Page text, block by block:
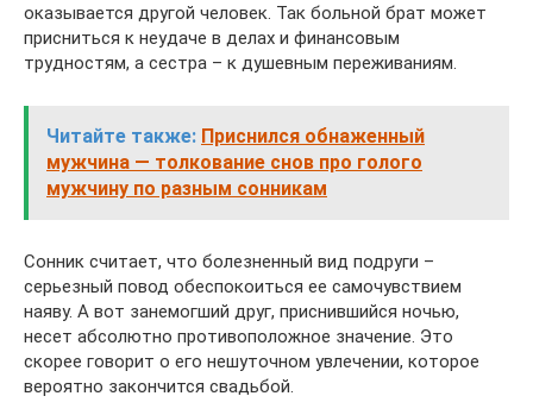
оказывается другой человек. Так больной брат может
присниться к неудаче в делах и финансовым
трудностям, а сестра – к душевным переживаниям.
Читайте также: Приснился обнаженный
мужчина — толкование снов про голого
мужчину по разным сонникам
Сонник считает, что болезненный вид подруги –
серьезный повод обеспокоиться ее самочувствием
наяву. А вот занемогший друг, приснившийся ночью,
несет абсолютно противоположное значение. Это
скорее говорит о его нешуточном увлечении, которое
вероятно закончится свадьбой.